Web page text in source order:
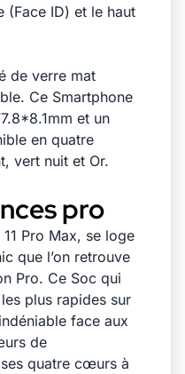
(Face ID) et le haut
de verre mat
Ce Smartphone
et un
en quatre
vert nuit et Or.
pro
Pro Max, se loge
que l’on retrouve
Pro. Ce Soc qui
plus rapides sur
face aux
de
quatre cœurs à